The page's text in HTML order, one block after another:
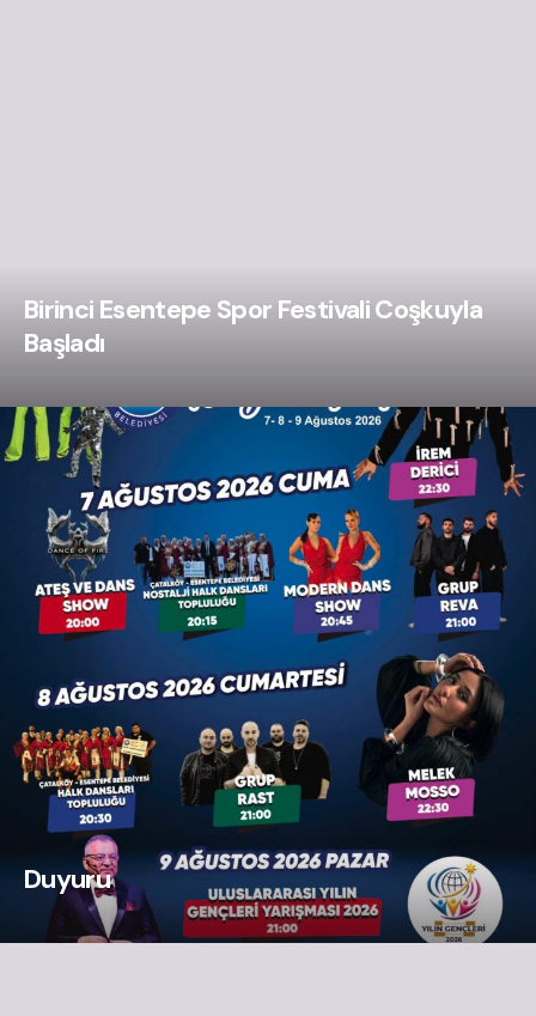
Birinci Esentepe Spor Festivali Coşkuyla
Başladı
Duyuru